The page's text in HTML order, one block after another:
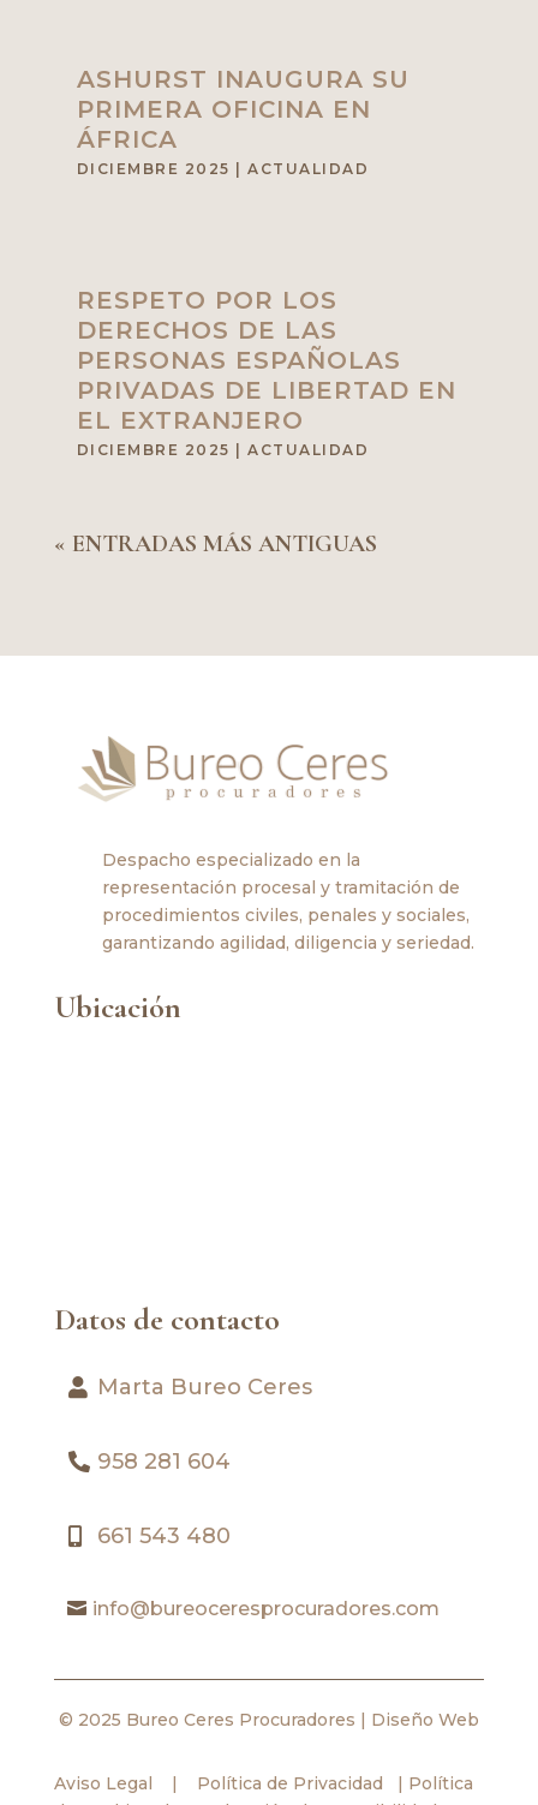
ASHURST INAUGURA SU
PRIMERA OFICINA EN
ÁFRICA
DICIEMBRE 2025 |ACTUALIDAD
RESPETO POR LOS
DERECHOS DE LAS
PERSONAS ESPAÑOLAS
PRIVADAS DE LIBERTAD EN
EL EXTRANJERO
DICIEMBRE 2025 |ACTUALIDAD
« ENTRADAS MÁS ANTIGUAS
Despacho especializado en la
representación procesal y tramitación de
procedimientos civiles, penales y sociales,
garantizando agilidad, diligencia y seriedad.
Ubicación
Datos de contacto
Marta Bureo Ceres
958 281 604
661 543 480
info@bureoceresprocuradores.com
© 2025 Bureo Ceres Procuradores | Diseño Web
Aviso Legal Política de Privacidad
Política